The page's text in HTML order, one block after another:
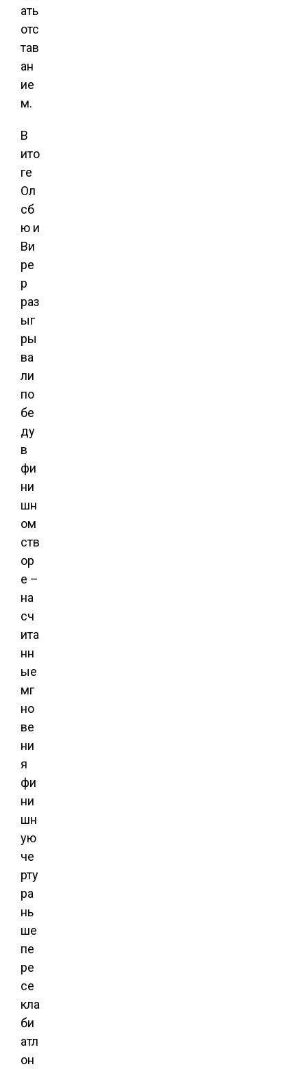
ать
отс
тав
ан
ие
м.
В
ито
ге
Ол
сб
ю и
Ви
ре
р
раз
ыг
ры
ва
ли
по
бе
ду
в
фи
ни
шн
ом
ств
ор
е –
на
сч
ита
нн
ые
мг
но
ве
ни
я
фи
ни
шн
ую
че
рту
ра
нь
ше
пе
ре
се
кла
би
атл
он